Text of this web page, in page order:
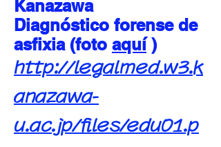
Kanazawa
Diagnóstico forense de
asfixia (foto aquí)
http://legalmed.w3.k
anazawa-
u.ac.jp/files/edu01.p